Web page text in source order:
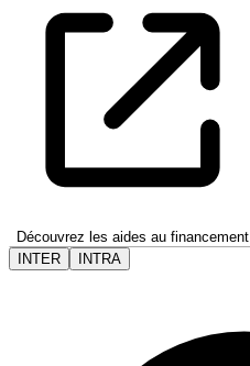
Découvrez les aides au financement
INTER
INTRA